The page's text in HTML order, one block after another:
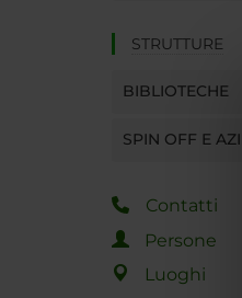
STRUTTURE
BIBLIOTECHE
SPIN OFF E
Contatti
Persone
Luoghi